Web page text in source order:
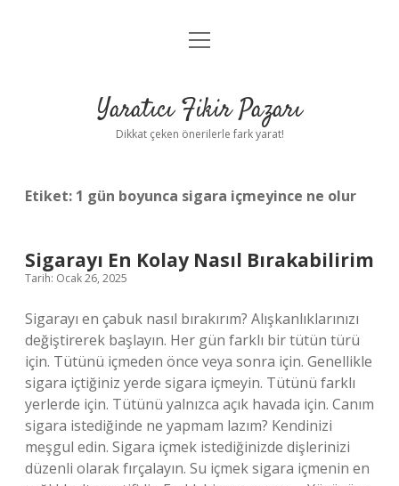
Anasayfa
Yasal Uyarı
menüyü
Yaratıcı Fikir Pazarı
Dikkat çeken önerilerle fark yarat!
Etiket: 1 gün boyunca sigara içmeyince ne olur
Sigarayı En Kolay Nasıl Bırakabilirim
Tarih: Ocak 26, 2025
Sigarayı en çabuk nasıl bırakırım? Alışkanlıklarınızı
değiştirerek başlayın. Her gün farklı bir tütün türü
için. Tütünü içmeden önce veya sonra için. Genellikle
sigara içtiğiniz yerde sigara içmeyin. Tütünü farklı
yerlerde için. Tütünü yalnızca açık havada için. Canım
sigara istediğinde ne yapmam lazım? Kendinizi
meşgul edin. Sigara içmek istediğinizde dişlerinizi
düzenli olarak fırçalayın. Su içmek sigara içmenin en